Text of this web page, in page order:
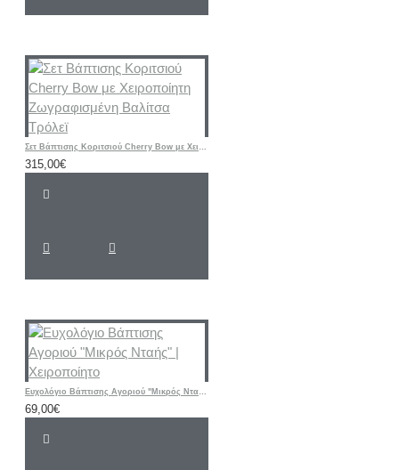
Σετ Βάπτισης Κοριτσιού Cherry Bow με Χειροποίητη Ζωγραφισμένη Βαλίτσα Τρόλεϊ
315,00€
Ευχολόγιο Βάπτισης Αγοριού "Μικρός Νταής" | Χειροποίητο
69,00€